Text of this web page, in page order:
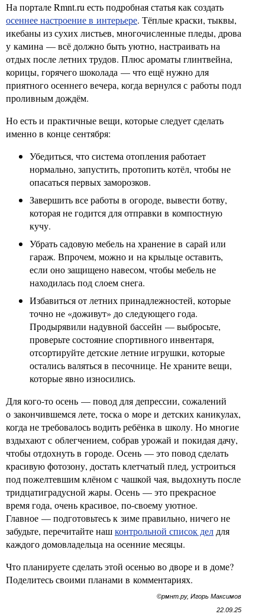
На портале Rmnt.ru есть подробная статья как создать
осеннее настроение в интерьере. Тёплые краски, тыквы,
икебаны из сухих листьев, многочисленные пледы, дрова
у камина — всё должно быть уютно, настраивать на
отдых после летних трудов. Плюс ароматы глинтвейна,
корицы, горячего шоколада — что ещё нужно для
приятного осеннего вечера, когда вернулся с работы подл
проливным дождём.
Но есть и практичные вещи, которые следует сделать
именно в конце сентября:
Убедиться, что система отопления работает
нормально, запустить, протопить котёл, чтобы не
опасаться первых заморозков.
Завершить все работы в огороде, вывести ботву,
которая не годится для отправки в компостную
кучу.
Убрать садовую мебель на хранение в сарай или
гараж. Впрочем, можно и на крыльце оставить,
если оно защищено навесом, чтобы мебель не
находилась под слоем снега.
Избавиться от летних принадлежностей, которые
точно не «доживут» до следующего года.
Продырявили надувной бассейн — выбросьте,
проверьте состояние спортивного инвентаря,
отсортируйте детские летние игрушки, которые
остались валяться в песочнице. Не храните вещи,
которые явно износились.
Для кого-то осень — повод для депрессии, сожалений
о закончившемся лете, тоска о море и детских каникулах,
когда не требовалось водить ребёнка в школу. Но многие
вздыхают с облегчением, собрав урожай и покидая дачу,
чтобы отдохнуть в городе. Осень — это повод сделать
красивую фотозону, достать клетчатый плед, устроиться
под пожелтевшим клёном с чашкой чая, выдохнуть после
тридцатиградусной жары. Осень — это прекрасное
время года, очень красивое, по-своему уютное.
Главное — подготовьтесь к зиме правильно, ничего не
забудьте, перечитайте нашконтрольной список дел для
каждого домовладельца на осенние месяцы.
Что планируете сделать этой осенью во дворе и в доме?
Поделитесь своими планами в комментариях.
©рмнт.ру, Игорь Максимов
22.09.25